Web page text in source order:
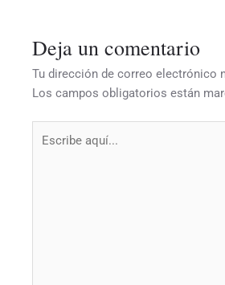
Deja un comentario
Tu dirección de correo electrónico
Los campos obligatorios están
aquí...